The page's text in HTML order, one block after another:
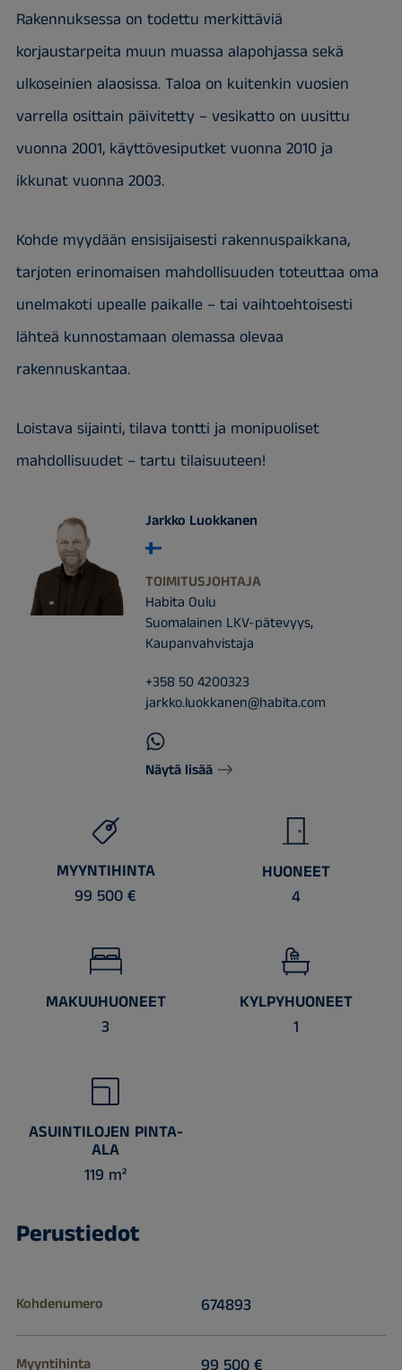
Rakennuksessa on todettu merkittäviä
korjaustarpeita muun muassa alapohjassa sekä
ulkoseinien alaosissa. Taloa on kuitenkin vuosien
varrella osittain päivitetty – vesikatto on uusittu
vuonna 2001, käyttövesiputket vuonna 2010 ja
ikkunat vuonna 2003.
Kohde myydään ensisijaisesti rakennuspaikkana,
tarjoten erinomaisen mahdollisuuden toteuttaa oma
unelmakoti upealle paikalle – tai vaihtoehtoisesti
lähteä kunnostamaan olemassa olevaa
rakennuskantaa.
Loistava sijainti, tilava tontti ja monipuoliset
mahdollisuudet – tartu tilaisuuteen!
Jarkko Luokkanen
TOIMITUSJOHTAJA
Habita Oulu
Suomalainen LKV-pätevyys,
Kaupanvahvistaja
+358 50 4200323
jarkko.luokkanen@habita.com
Näytä lisää
MYYNTIHINTA
99 500 €
HUONEET
4
MAKUUHUONEET
3
KYLPYHUONEET
1
ASUINTILOJEN PINTA-
ALA
119 m²
Perustiedot
Kohdenumero 674893
Myyntihinta 99 500 €